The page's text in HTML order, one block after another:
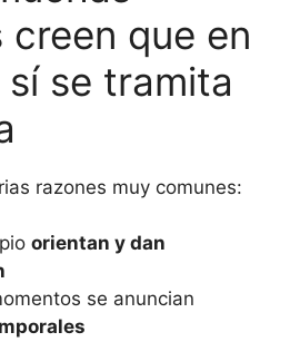
creen que en
se tramita
razones muy comunes:
orientan y dan
se anuncian